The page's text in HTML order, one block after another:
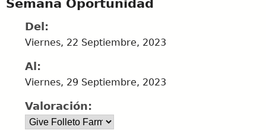
Semana Oportunidad
Del:
Viernes, 22 Septiembre, 2023
Al:
Viernes, 29 Septiembre, 2023
Valoración: